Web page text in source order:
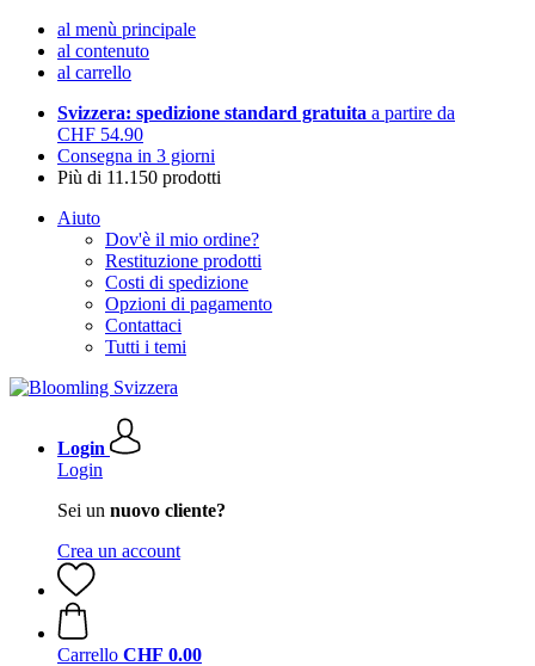
al menù principale
al contenuto
al carrello
Svizzera: spedizione standard gratuita a partire da
CHF 54.90
Consegna in 3 giorni
Più di 11.150 prodotti
Aiuto
Dov'è il mio ordine?
Restituzione prodotti
Costi di spedizione
Opzioni di pagamento
Contattaci
Tutti i temi
Login
Login
Sei un nuovo cliente?
Crea un account
Carrello CHF 0.00